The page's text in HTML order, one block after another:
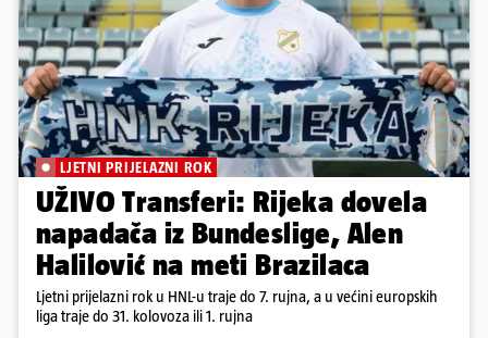
LJETNI PRIJELAZNI ROK
UŽIVO Transferi: Rijeka dovela
napadača iz Bundeslige, Alen
Halilović na meti Brazilaca
Ljetni prijelazni rok u HNL-u traje do 7. rujna, a u većini europskih
liga traje do 31. kolovoza ili 1. rujna